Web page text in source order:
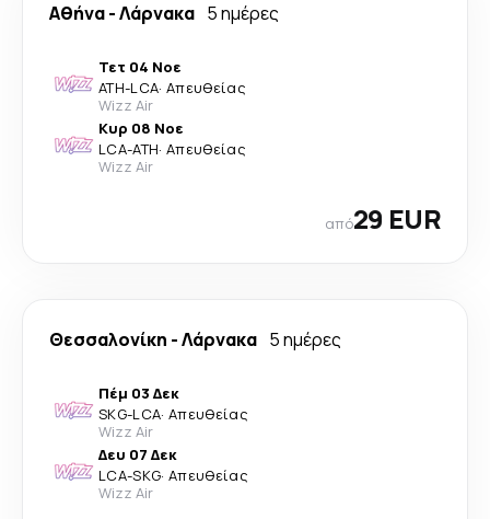
Αθήνα-Λάρνακα 5 ημέρες
Τετ 04 Νοε
ATH-LCA· Απευθείας
Wizz Air
Κυρ 08 Νοε
LCA-ATH· Απευθείας
Wizz Air
από29 EUR
Θεσσαλονίκη -Λάρνακα 5 ημέρες
Πέμ 03 Δεκ
SKG-LCA· Απευθείας
Wizz Air
Δευ 07 Δεκ
LCA-SKG· Απευθείας
Wizz Air